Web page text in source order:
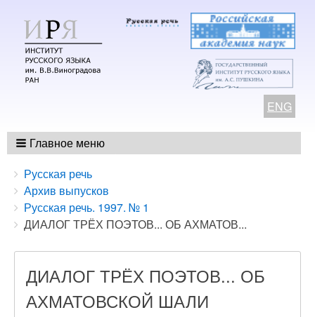
ENG
Главное меню
Breadcrumbs
You
are
here:
Русская речь
Архив выпусков
Русская речь. 1997. № 1
ДИАЛОГ ТРЁХ ПОЭТОВ... ОБ АХМАТОВ...
ДИАЛОГ ТРЁХ ПОЭТОВ... ОБ
АХМАТОВСКОЙ ШАЛИ